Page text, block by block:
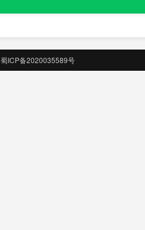
蜀ICP备2020035589号